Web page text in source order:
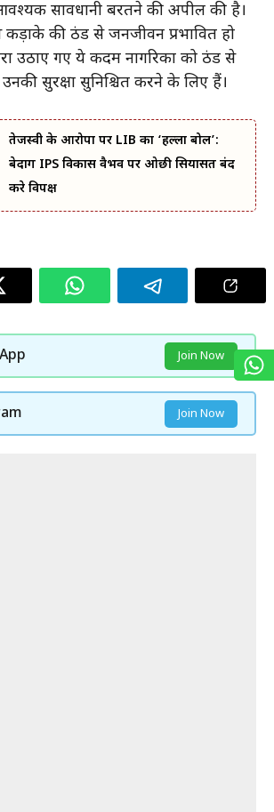
सावधानी बरतने की अपील की है।
कड़ाके की ठंड से जनजीवन प्रभावित हो
उठाए गए ये कदम नागरिकों को ठंड से
सुरक्षा सुनिश्चित करने के लिए हैं।
तेजस्वी के आरोपों पर LIB का ‘हल्ला बोल’:
बेदाग IPS विकास वैभव पर ओछी सियासत बंद
करे विपक्ष
Join Now
Join Now